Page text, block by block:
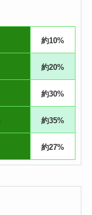
約10%
約20%
約30%
約35%
約27%